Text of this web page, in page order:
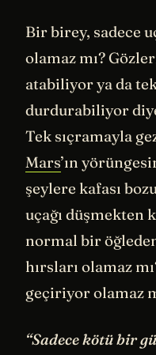
Bir birey, sadece
olamaz mı?
atabiliyor ya da
durdurabiliyor
Tek sıçramayla
Mars’ın
şeylere kafası
uçağı
normal bir
hırsları olamaz
geçiriyor olamaz
“Sadece kötü bir